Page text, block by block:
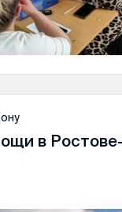
в